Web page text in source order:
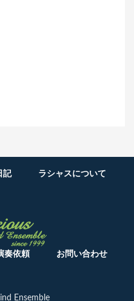
記 ラシャスについて
奏依頼 お問い合わせ
Ensemble